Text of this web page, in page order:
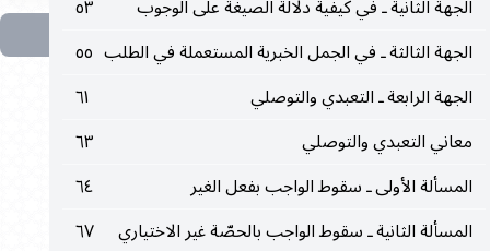
الجهة الثانية ـ في كيفية دلالة الصيغة على الوجوب
٥٣
الجهة الثالثة ـ في الجمل الخبرية المستعملة في الطلب ٥٥
الجهة الرابعة ـ التعبدي والتوصلي
٦١
معاني التعبدي والتوصلي
٦٣
المسألة الأولى ـ سقوط الواجب بفعل الغير
٦٤
المسألة الثانية ـ سقوط الواجب بالحصّة غير الاختياري
٦٧